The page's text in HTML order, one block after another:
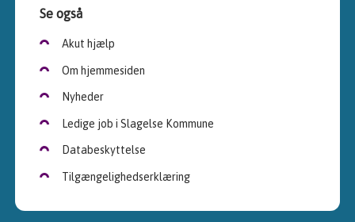
Se også
Akut hjælp
Om hjemmesiden
Nyheder
Ledige job i Slagelse Kommune
Databeskyttelse
Tilgængelighedserklæring